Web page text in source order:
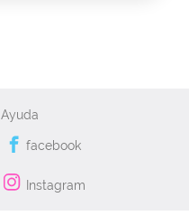
Ayuda
facebook
Instagram